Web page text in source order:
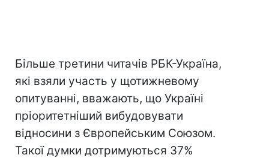
Більше третини читачів РБК-Україна,
які взяли участь у щотижневому
опитуванні, вважають, що Україні
пріоритетніший вибудовувати
відносини з Європейським Союзом.
Такої думки дотримуються 37%